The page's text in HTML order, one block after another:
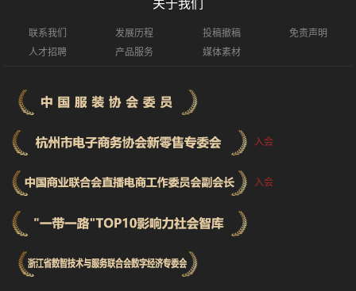
关于我们
联系我们 发展历程 投稿撤稿
免责声明
人才招聘
产品服务 媒体素材
入会
入会